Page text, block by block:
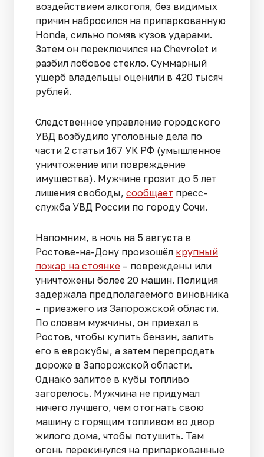
воздействием алкоголя, без видимых
причин набросился на припаркованную
Honda, сильно помяв кузов ударами.
Затем он переключился на Chevrolet и
разбил лобовое стекло. Суммарный
ущерб владельцы оценили в 420 тысяч
рублей.
Следственное управление городского
УВД возбудило уголовные дела по
части 2 статьи 167 УК РФ (умышленное
уничтожение или повреждение
имущества). Мужчине грозит до 5 лет
лишения свободы, сообщает пресс-
служба УВД России по городу Сочи.
Напомним, в ночь на 5 августа в
Ростове-на-Дону произошёл крупный
пожар на стоянке – повреждены или
уничтожены более 20 машин. Полиция
задержала предполагаемого виновника
– приезжего из Запорожской области.
По словам мужчины, он приехал в
Ростов, чтобы купить бензин, залить
его в еврокубы, а затем перепродать
дороже в Запорожской области.
Однако залитое в кубы топливо
загорелось. Мужчина не придумал
ничего лучшего, чем отогнать свою
машину с горящим топливом во двор
жилого дома, чтобы потушить. Там
огонь перекинулся на припаркованные